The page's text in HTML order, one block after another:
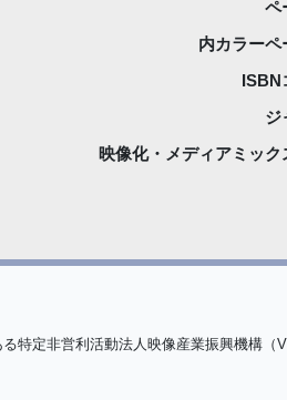
ペ
内カラーペ
ISBN
ジ
映像化・ メディアミック
特定非営利活動法人映像産業振興機構（